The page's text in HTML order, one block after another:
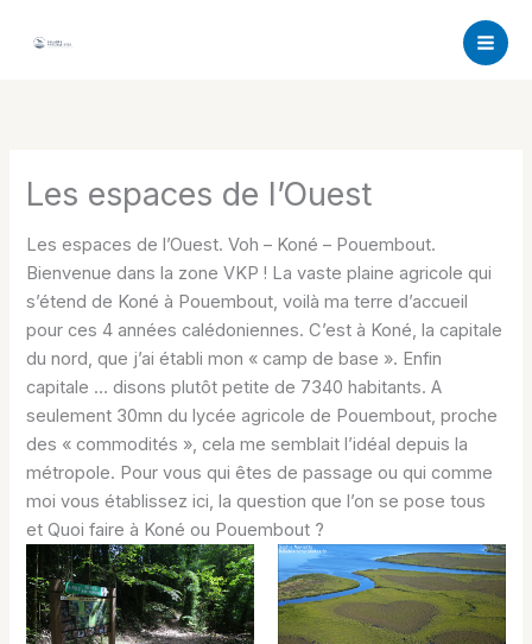
Les espaces de l’Ouest
Les espaces de l’Ouest. Voh – Koné – Pouembout.
Bienvenue dans la zone VKP ! La vaste plaine agricole qui
s’étend de Koné à Pouembout, voilà ma terre d’accueil
pour ces 4 années calédoniennes. C’est à Koné, la capitale
du nord, que j’ai établi mon « camp de base ». Enfin
capitale … disons plutôt petite de 7340 habitants. A
seulement 30mn du lycée agricole de Pouembout, proche
des « commodités », cela me semblait l’idéal depuis la
métropole. Pour vous qui êtes de passage ou qui comme
moi vous établissez ici, la question que l’on se pose tous
et Quoi faire à Koné ou Pouembout ?